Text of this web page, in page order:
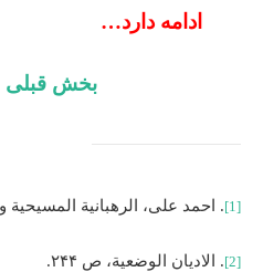
ادامه دارد…
بخش قبلی
[1]. احمد علی، الرهبانیة المسیحیة
[2]. الادیان الوضعیة، ص ۲۴۴.